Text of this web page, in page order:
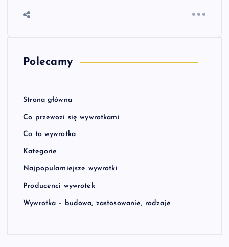
Polecamy
Strona główna
Co przewozi się wywrotkami
Co to wywrotka
Kategorie
Najpopularniejsze wywrotki
Producenci wywrotek
Wywrotka – budowa, zastosowanie, rodzaje